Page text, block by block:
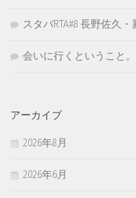
スタバRTA#8 長野佐久
会いに行くということ
アーカイブ
2026年8月
2026年6月